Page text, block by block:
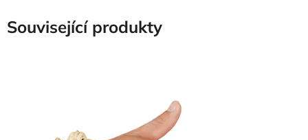
Související produkty